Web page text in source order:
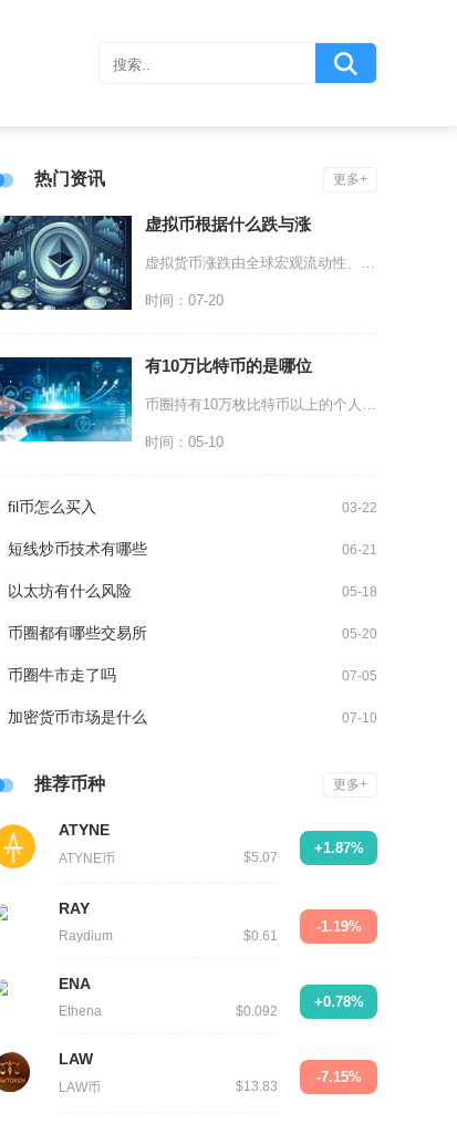
热门资讯 更多+
虚拟币根据什么跌与涨
虚拟货币涨跌由全球宏观流动性、代币供需基本面、全球监管动向、盘面资金与市场情绪、项目生态价
时间：07-20
有10万比特币的是哪位
币圈持有10万枚比特币以上的个人，最核心且公认的包括比特币创始人中本聪、MicroStra
时间：05-10
fil币怎么买入 03-22
短线炒币技术有哪些 06-21
以太坊有什么风险 05-18
币圈都有哪些交易所 05-20
币圈牛市走了吗 07-05
加密货币市场是什么 07-10
推荐币种 更多+
ATYNE
ATYNE币 $5.07
+1.87%
RAY
Raydium $0.61
-1.19%
ENA
Ethena $0.092
+0.78%
LAW
LAW币 $13.83
-7.15%